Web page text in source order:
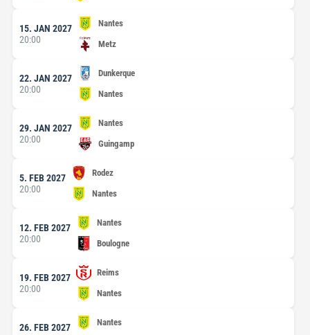
15. JAN 2027
20:00
Nantes
Metz
22. JAN 2027
20:00
Dunkerque
Nantes
29. JAN 2027
20:00
Nantes
Guingamp
5. FEB 2027
20:00
Rodez
Nantes
12. FEB 2027
20:00
Nantes
Boulogne
19. FEB 2027
20:00
Reims
Nantes
26. FEB 2027
Nantes